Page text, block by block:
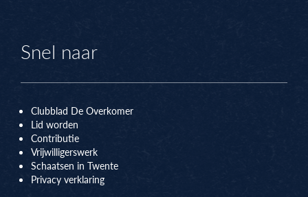
Snel naar
Clubblad De Overkomer
Lid worden
Contributie
Vrijwilligerswerk
Schaatsen in Twente
Privacy verklaring